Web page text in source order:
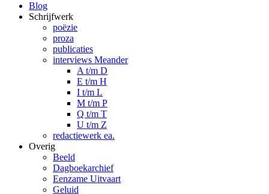
Blog
Schrijfwerk
poëzie
proza
publicaties
interviews Meander
A t/m D
E t/m H
I t/m L
M t/m P
Q t/m T
U t/m Z
redactiewerk ea.
Overig
Beeld
Dagboekarchief
Eenzame Uitvaart
Geluid